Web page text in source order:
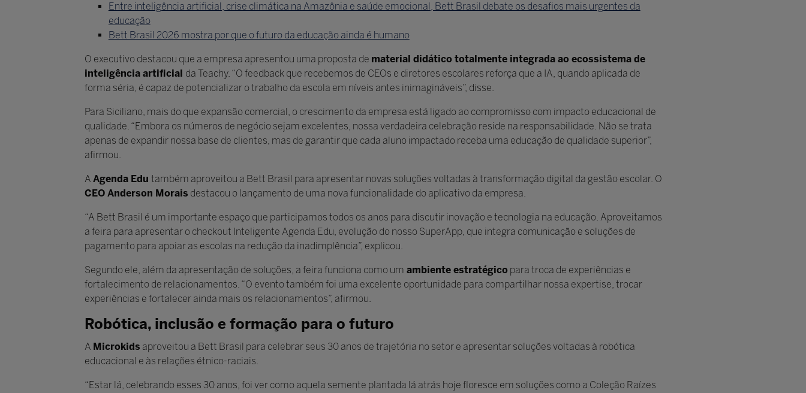
Entre inteligência artificial, crise climática na Amazônia e saúde emocional, Bett Brasil debate os desafios mais urgentes da
educação
Bett Brasil 2026 mostra por que o futuro da educação ainda é humano
O executivo destacou que a empresa apresentou uma proposta de material didático totalmente integrada ao ecossistema de
inteligência artificial da Teachy. “O feedback que recebemos de CEOs e diretores escolares reforça que a IA, quando aplicada de
forma séria, é capaz de potencializar o trabalho da escola em níveis antes inimagináveis”, disse.
Para Siciliano, mais do que expansão comercial, o crescimento da empresa está ligado ao compromisso com impacto educacional de
qualidade. “Embora os números de negócio sejam excelentes, nossa verdadeira celebração reside na responsabilidade. Não se trata
apenas de expandir nossa base de clientes, mas de garantir que cada aluno impactado receba uma educação de qualidade superior”,
afirmou.
A Agenda Edu também aproveitou a Bett Brasil para apresentar novas soluções voltadas à transformação digital da gestão escolar. O
CEO Anderson Morais destacou o lançamento de uma nova funcionalidade do aplicativo da empresa.
“A Bett Brasil é um importante espaço que participamos todos os anos para discutir inovação e tecnologia na educação. Aproveitamos
a feira para apresentar o checkout Inteligente Agenda Edu, evolução do nosso SuperApp, que integra comunicação e soluções de
pagamento para apoiar as escolas na redução da inadimplência”, explicou.
Segundo ele, além da apresentação de soluções, a feira funciona como um ambiente estratégico para troca de experiências e
fortalecimento de relacionamentos. “O evento também foi uma excelente oportunidade para compartilhar nossa expertise, trocar
experiências e fortalecer ainda mais os relacionamentos”, afirmou.
Robótica, inclusão e formação para o futuro
A Microkids aproveitou a Bett Brasil para celebrar seus 30 anos de trajetória no setor e apresentar soluções voltadas à robótica
educacional e às relações étnico-raciais.
“Estar lá, celebrando esses 30 anos, foi ver como aquela semente plantada lá atrás hoje floresce em soluções como a Coleção Raízes